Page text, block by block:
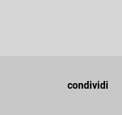
condividi